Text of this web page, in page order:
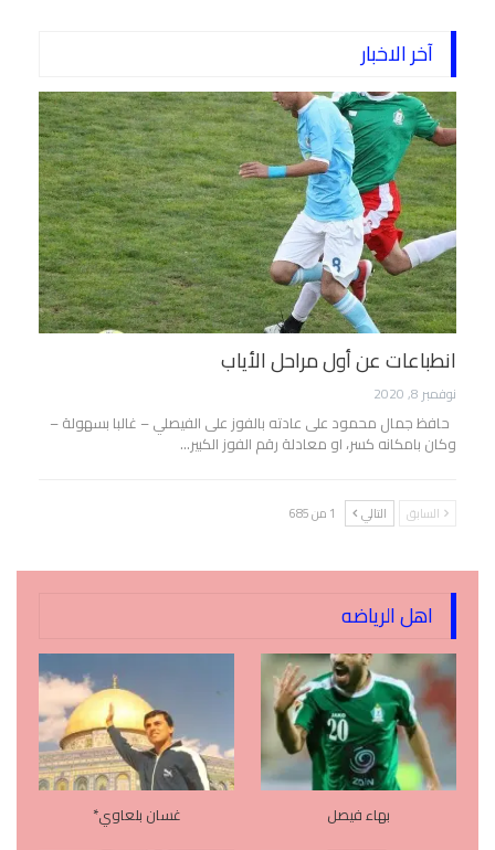
آخر الاخبار
انطباعات عن أول مراحل الأياب
نوفمبر 8, 2020
حافظ جمال محمود على عادته بالفوز على الفيصلي – غالبا بسهولة –
وكان بامكانه كسر، او معادلة رقم الفوز الكبير…
السابق التالي 1 من 685
اهل الرياضه
بهاء فيصل غسان بلعاوي*